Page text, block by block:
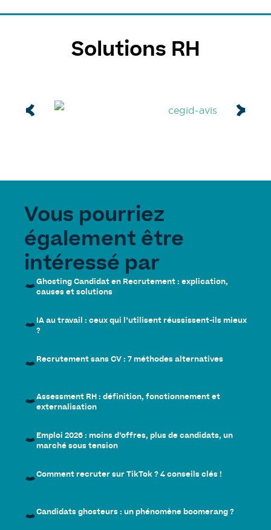
Solutions RH
Vous pourriez
également être
intéressé par
Ghosting Candidat en Recrutement : explication,
causes et solutions
IA au travail : ceux qui l’utilisent réussissent-ils mieux
?
Recrutement sans CV : 7 méthodes alternatives
Assessment RH : définition, fonctionnement et
externalisation
Emploi 2026 : moins d’offres, plus de candidats, un
marché sous tension
Comment recruter sur TikTok ? 4 conseils clés !
Candidats ghosteurs : un phénomène boomerang ?